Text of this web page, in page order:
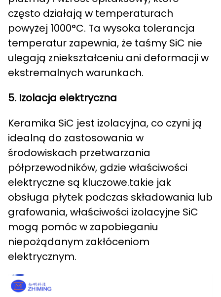
często działają w temperaturach
powyżej 1000°C. Ta wysoka tolerancja
temperatur zapewnia, że taśmy SiC nie
ulegają zniekształceniu ani deformacji w
ekstremalnych warunkach.
5. Izolacja elektryczna
Keramika SiC jest izolacyjna, co czyni ją
idealną do zastosowania w
środowiskach przetwarzania
półprzewodników, gdzie właściwości
elektryczne są kluczowe.takie jak
obsługa płytek podczas składowania lub
grafowania, właściwości izolacyjne SiC
mogą pomóc w zapobieganiu
niepożądanym zakłóceniom
elektrycznym.